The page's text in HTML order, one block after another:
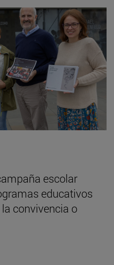
escolar
educativos
convivencia o